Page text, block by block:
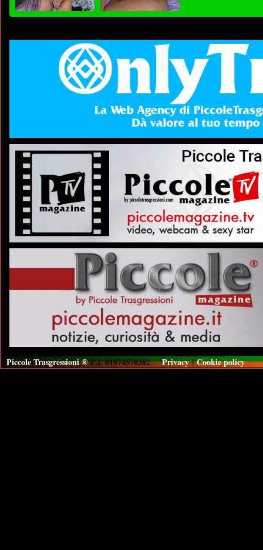
Piccole Trasgressioni ®P.I. 01974570382Privacy|Cookie policy